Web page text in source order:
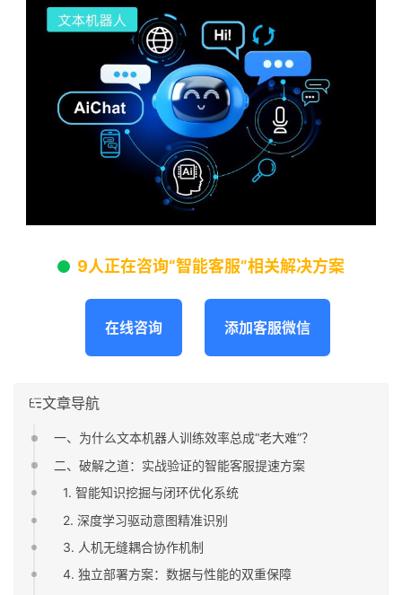
9人正在咨询“智能客服”相关解决方案
在线咨询 添加客服微信
文章导航
一、为什么文本机器人训练效率总成“老大难”？
二、破解之道：实战验证的智能客服提速方案
1. 智能知识挖掘与闭环优化系统
2. 深度学习驱动意图精准识别
3. 人机无缝耦合协作机制
4. 独立部署方案：数据与性能的双重保障